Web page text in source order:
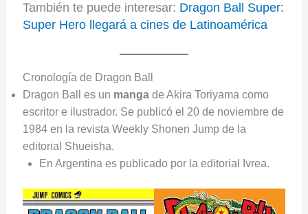
También te puede interesar: Dragon Ball Super:
Super Hero llegará a cines de Latinoamérica
Cronología de Dragon Ball
Dragon Ball es un mangade Akira Toriyama como
escritor e ilustrador. Se publicó el 20 de noviembre de
1984 en la revista Weekly Shonen Jump de la
editorial Shueisha.
En Argentina es publicado por la editorial Ivrea.